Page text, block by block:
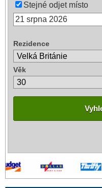
Stejné odjet místo
Rezidence
Věk